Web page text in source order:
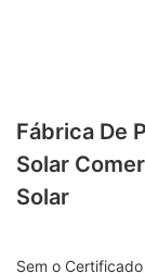
Fábrica De
Solar
Solar
Sem o